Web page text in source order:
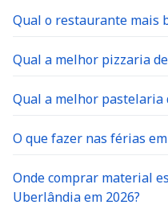
Qual o restaurante mais
Qual a melhor pizzaria
Qual a melhor pastelaria
O que fazer nas férias
Onde comprar material
Uberlândia em 2026?